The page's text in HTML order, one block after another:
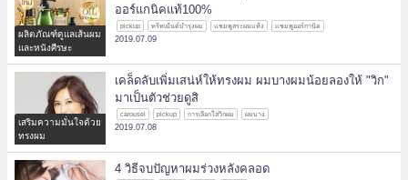
ผลิตภัณฑ์ดูแลเส้นผม
และหนังศีรษะ
ออร์แกนิคแท้100%
pickup ทรีทเม้นต์บำรุงผม แชมพูสระผมแห้ง แชมพูออร์กานิค
2019.07.09
เสริมความมั่นใจด้วย
ทรงผม
เคล็ดลับเพิ่มเสน่ห์ให้ทรงผม ผมบางผมน้อยลองให้ "วิก"
มาเป็นตัวช่วยดูสิ
carousel pickup การเลือกใส่วิกผม ผมบาง
2019.07.08
4 วิธีจบปัญหาผมร่วงหลังคลอด